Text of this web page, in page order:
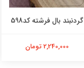
گردنبند بال فرشته کد598
2,240,000 تومان